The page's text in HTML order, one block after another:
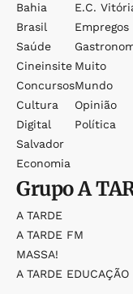
Bahia
Brasil
Saúde
Cineinsite
Concursos
Cultura
Digital
Salvador
Economia
E.c.
Empregos
Muito
Mundo
Opinião
Política
GrupoA
A TARDE
A TARDE FM
MASSA!
A TARDE EDUCAÇÃO